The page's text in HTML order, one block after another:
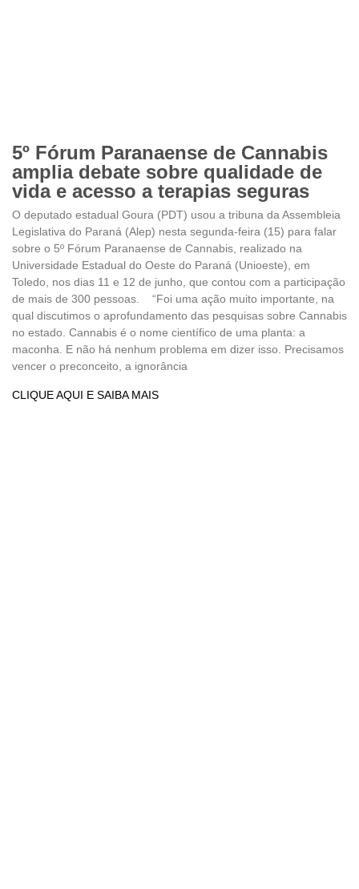
5º Fórum Paranaense de Cannabis
amplia debate sobre qualidade de
vida e acesso a terapias seguras
O deputado estadual Goura (PDT) usou a tribuna da Assembleia
Legislativa do Paraná (Alep) nesta segunda-feira (15) para falar
sobre o 5º Fórum Paranaense de Cannabis, realizado na
Universidade Estadual do Oeste do Paraná (Unioeste), em
Toledo, nos dias 11 e 12 de junho, que contou com a participação
de mais de 300 pessoas. “Foi uma ação muito importante, na
qual discutimos o aprofundamento das pesquisas sobre Cannabis
no estado. Cannabis é o nome científico de uma planta: a
maconha. E não há nenhum problema em dizer isso. Precisamos
vencer o preconceito, a ignorância
CLIQUE AQUI E SAIBA MAIS